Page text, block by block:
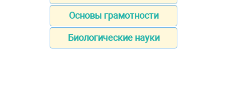
Основы грамотности
Биологические науки